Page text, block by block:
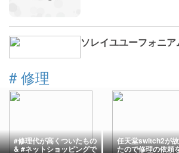
ソレイユユーフォニ
# 修理
#修理代が高くついたもの
& #ネットショッピングで
任天堂switch2が
たので修理の依頼